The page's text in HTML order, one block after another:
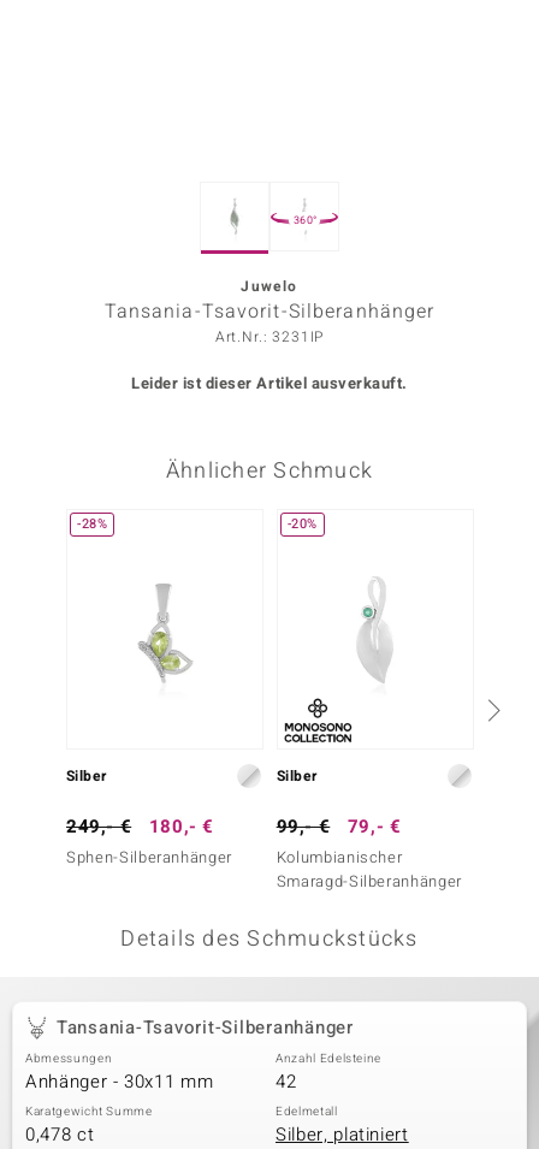
BY DE MELO
360°
Juwelo
Tansania-Tsavorit-Silberanhänger
Art.Nr.: 3231IP
Leider ist dieser Artikel ausverkauft.
Ähnlicher Schmuck
-28%
Silber
249,- € 180,- €
Sphen-Silberanhänger
-20%
Silber
99,- € 79,- €
Kolumbianischer
Smaragd-Silberanhänger
Details des Schmuckstücks
Tansania-Tsavorit-Silberanhänger
Abmessungen
Anhänger - 30x11 mm
Anzahl Edelsteine
42
Karatgewicht Summe
0,478 ct
Edelmetall
Silber, platiniert